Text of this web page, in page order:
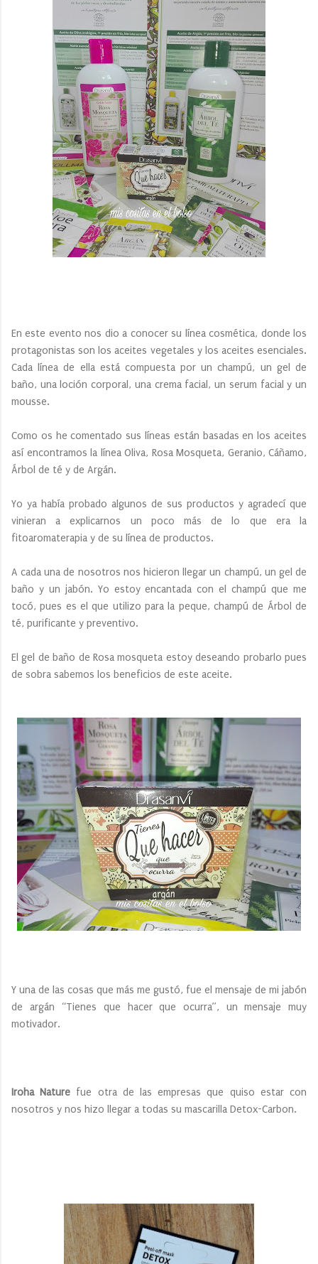
En este evento nos dio a conocer su línea cosmética, donde los
protagonistas son los aceites vegetales y los aceites esenciales.
Cada línea de ella está compuesta por un champú, un gel de
baño, una loción corporal, una crema facial, un serum facial y un
mousse.
Como os he comentado sus líneas están basadas en los aceites
así encontramos la línea Oliva, Rosa Mosqueta, Geranio, Cáñamo,
Árbol de té y de Argán.
Yo ya había probado algunos de sus productos y agradecí que
vinieran a explicarnos un poco más de lo que era la
fitoaromaterapia y de su línea de productos.
A cada una de nosotros nos hicieron llegar un champú, un gel de
baño y un jabón. Yo estoy encantada con el champú que me
tocó, pues es el que utilizo para la peque, champú de Árbol de
té, purificante y preventivo.
El gel de baño de Rosa mosqueta estoy deseando probarlo pues
de sobra sabemos los beneficios de este aceite.
Y una de las cosas que más me gustó, fue el mensaje de mi jabón
de argán “Tienes que hacer que ocurra”, un mensaje muy
motivador.
Iroha Nature fue otra de las empresas que quiso estar con
nosotros y nos hizo llegar a todas su mascarilla Detox-Carbon.